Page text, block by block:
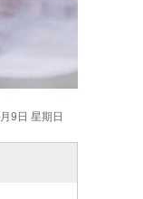
9日 星期日